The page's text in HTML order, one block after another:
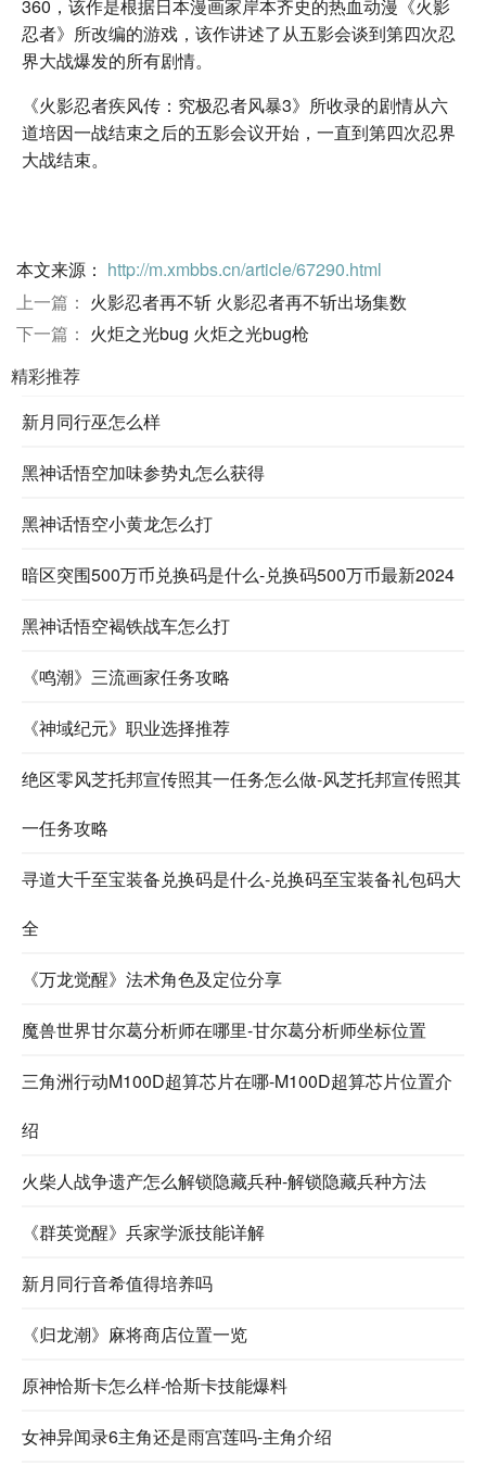
360，该作是根据日本漫画家岸本齐史的热血动漫《火影
忍者》所改编的游戏，该作讲述了从五影会谈到第四次忍
界大战爆发的所有剧情。
《火影忍者疾风传：究极忍者风暴3》所收录的剧情从六
道培因一战结束之后的五影会议开始，一直到第四次忍界
大战结束。
本文来源： http://m.xmbbs.cn/article/67290.html
上一篇： 火影忍者再不斩 火影忍者再不斩出场集数
下一篇： 火炬之光bug 火炬之光bug枪
精彩推荐
新月同行巫怎么样
黑神话悟空加味参势丸怎么获得
黑神话悟空小黄龙怎么打
暗区突围500万币兑换码是什么-兑换码500万币最新2024
黑神话悟空褐铁战车怎么打
《鸣潮》三流画家任务攻略
《神域纪元》职业选择推荐
绝区零风芝托邦宣传照其一任务怎么做-风芝托邦宣传照其
一任务攻略
寻道大千至宝装备兑换码是什么-兑换码至宝装备礼包码大
全
《万龙觉醒》法术角色及定位分享
魔兽世界甘尔葛分析师在哪里-甘尔葛分析师坐标位置
三角洲行动M100D超算芯片在哪-M100D超算芯片位置介
绍
火柴人战争遗产怎么解锁隐藏兵种-解锁隐藏兵种方法
《群英觉醒》兵家学派技能详解
新月同行音希值得培养吗
《归龙潮》麻将商店位置一览
原神恰斯卡怎么样-恰斯卡技能爆料
女神异闻录6主角还是雨宫莲吗-主角介绍